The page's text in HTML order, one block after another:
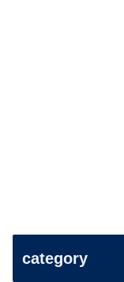
category